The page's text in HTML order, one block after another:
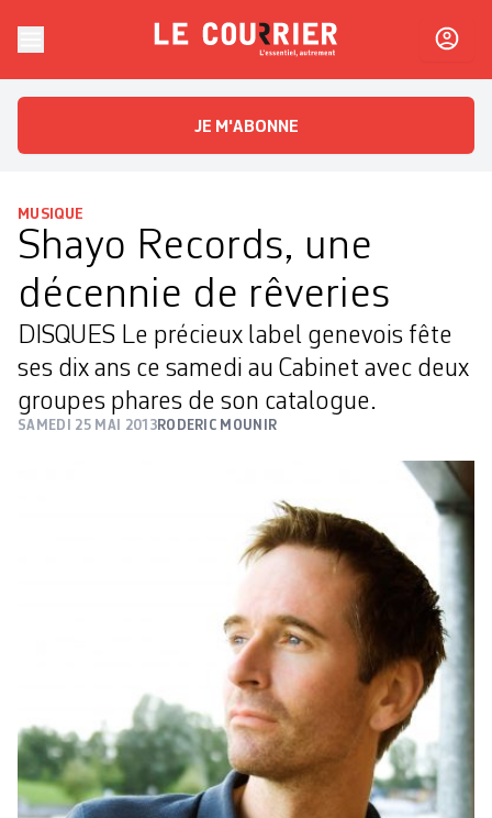
Le CourrierL'essentiel, autrement
JE M'ABONNE
MUSIQUE
Shayo Records, une
décennie de rêveries
DISQUES Le précieux label genevois fête
ses dix ans ce samedi au Cabinet avec deux
groupes phares de son catalogue.
SAMEDI 25 MAI 2013RODERIC MOUNIR